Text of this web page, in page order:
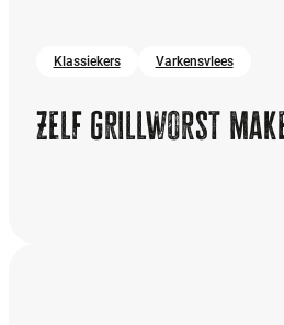
Klassiekers Varkensvlees
Zelf grillworst